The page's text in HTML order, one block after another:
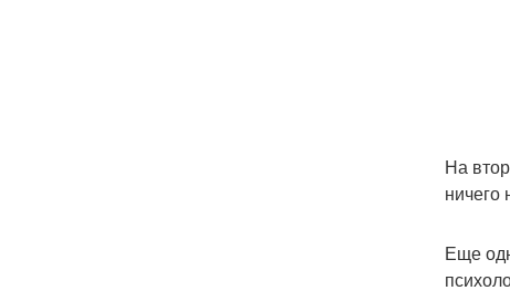
На
ничего
Еще